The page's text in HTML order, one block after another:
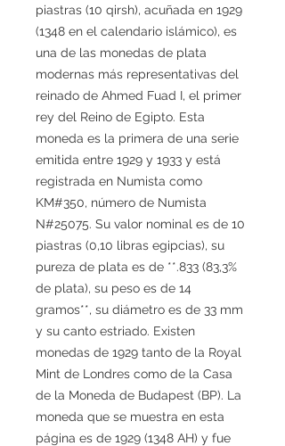
piastras (10 qirsh), acuñada en 1929
(1348 en el calendario islámico), es
una de las monedas de plata
modernas más representativas del
reinado de Ahmed Fuad I, el primer
rey del Reino de Egipto. Esta
moneda es la primera de una serie
emitida entre 1929 y 1933 y está
registrada en Numista como
KM#350, número de Numista
N#25075. Su valor nominal es de 10
piastras (0,10 libras egipcias), su
pureza de plata es de **.833 (83,3%
de plata), su peso es de 14
gramos**, su diámetro es de 33 mm
y su canto estriado. Existen
monedas de 1929 tanto de la Royal
Mint de Londres como de la Casa
de la Moneda de Budapest (BP). La
moneda que se muestra en esta
página es de 1929 (1348 AH) y fue